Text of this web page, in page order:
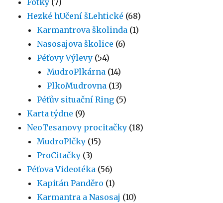
Fotky (7)
Hezké hUčení šLehtické (68)
Karmantrova školinda (1)
Nasosajova školice (6)
Péťovy Výlevy (54)
MudroPlkárna (14)
PlkoMudrovna (13)
Péťův situační Ring (5)
Karta týdne (9)
NeoTesanovy procitačky (18)
MudroPlčky (15)
ProCitačky (3)
Péťova Videotéka (56)
Kapitán Panděro (1)
Karmantra a Nasosaj (10)